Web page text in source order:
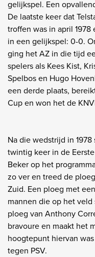
gelijkspel. Een
De laatste keer dat
troffen was in april
in een gelijkspel: 0-0.
ging het AZ in die tijd
spelers als Kees Kist,
Spelbos en Hugo
een derde plaats,
Cup en won het de
Na die wedstrijd in
twintig keer in de
Beker op het
zo ver en treed de
Zuid. Een ploeg met
mannen die op het
ploeg van Anthony
bravoure en maakt het
hoogtepunt hiervan
tegen PSV.